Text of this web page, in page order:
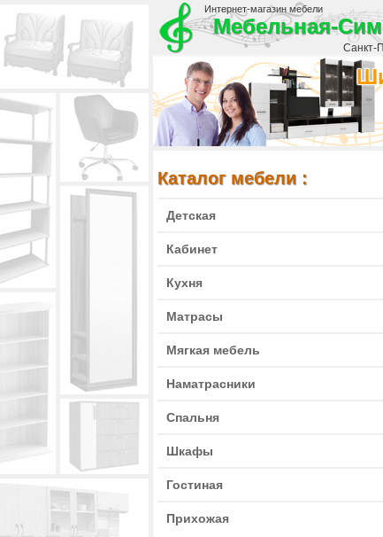
Интернет-магазин мебели
Мебельная-
Санкт-
Каталог мебели :
Детская
Кабинет
Кухня
Матрасы
Мягкая мебель
Наматрасники
Спальня
Шкафы
Гостиная
Прихожая